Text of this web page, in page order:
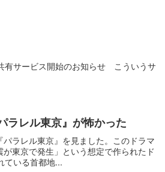
有サービス開始のお知らせ こういうサ
ラレル東京』が怖かった
ラレル東京』を見ました。このドラマ
東京で発生」という想定で作られたド
ている首都地...